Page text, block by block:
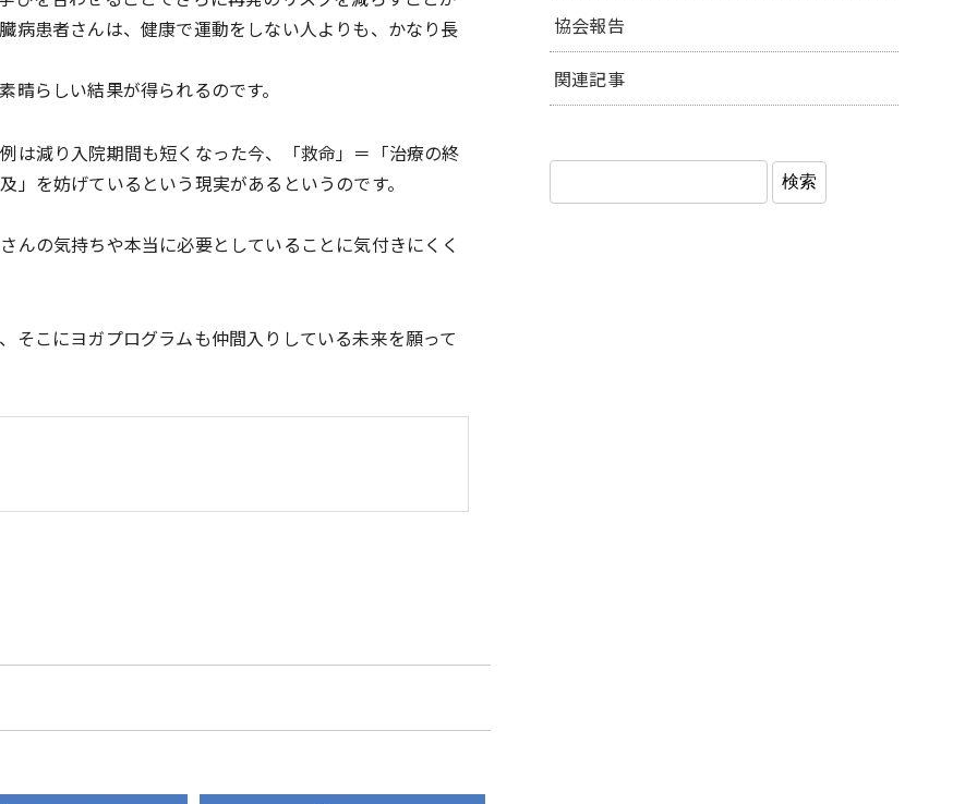
病患者さんは、健康で運動をしない人よりも、かなり長
らしい結果が得られるのです。
は減り入院期間も短くなった今、「救命」＝「治療の終
を妨げているという現実があるというのです。
んの気持ちや本当に必要としていることに気付きにくく
そこにヨガプログラムも仲間入りしている未来を願って
協会報告
関連記事